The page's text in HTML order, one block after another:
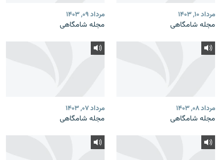
مرداد ۱۰, ۱۴۰۳
مجله شامگاهی
مرداد ۰۹, ۱۴۰۳
مجله شامگاهی
مرداد ۰۸, ۱۴۰۳
مجله شامگاهی
مرداد ۰۷, ۱۴۰۳
مجله شامگاهی